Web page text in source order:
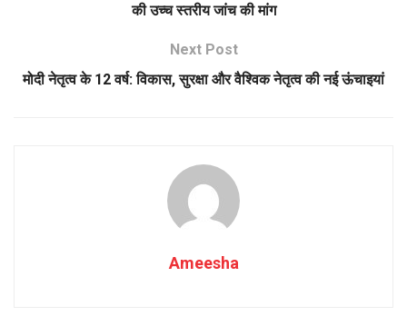
की उच्च स्तरीय जांच की मांग
Next Post
मोदी नेतृत्व के 12 वर्ष: विकास, सुरक्षा और वैश्विक नेतृत्व की नई ऊंचाइयां
Ameesha